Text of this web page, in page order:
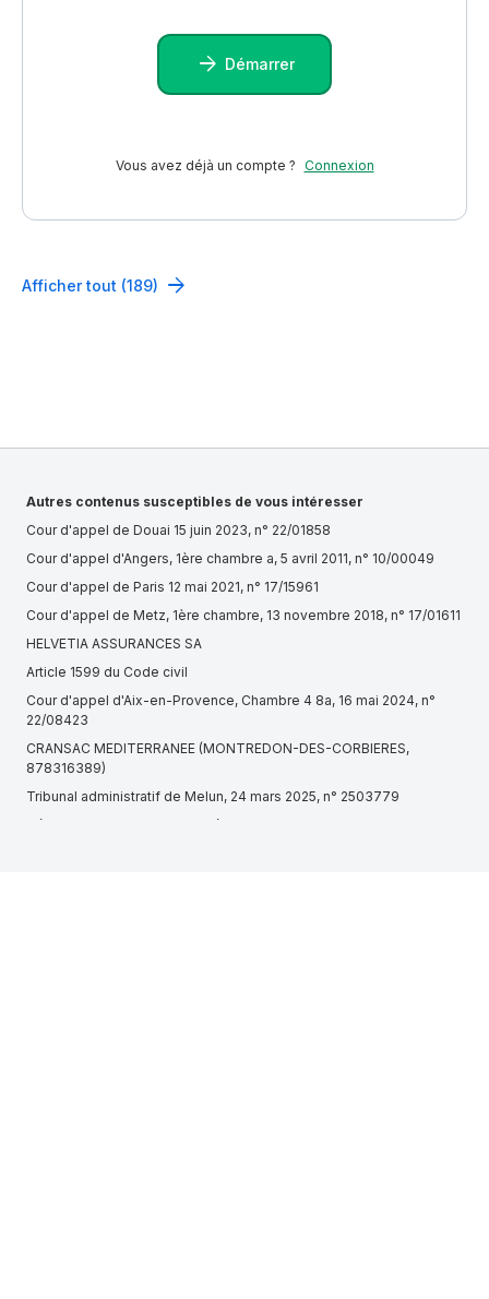
Démarrer
Vous avez déjà un compte ? Connexion
Afficher tout (189)
Autres contenus susceptibles de vous intéresser
Cour d'appel de Douai 15 juin 2023, n° 22/01858
Cour d'appel d'Angers, 1ère chambre a, 5 avril 2011, n° 10/00049
Cour d'appel de Paris 12 mai 2021, n° 17/15961
Cour d'appel de Metz, 1ère chambre, 13 novembre 2018, n° 17/01611
HELVETIA ASSURANCES SA
Article 1599 du Code civil
Cour d'appel d'Aix-en-Provence, Chambre 4 8a, 16 mai 2024, n°
22/08423
CRANSAC MEDITERRANEE (MONTREDON-DES-CORBIERES,
878316389)
Tribunal administratif de Melun, 24 mars 2025, n° 2503779
Décret n° 2022-1763 du 30 décembre 2022